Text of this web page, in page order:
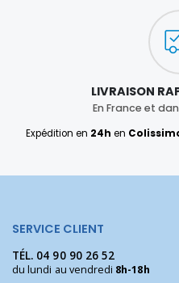
LIVRAISON
En France et
Expédition en 24h en
SERVICE CLIENT
TÉL. 04 90 90 26 52
du lundi au vendredi 8h-18h